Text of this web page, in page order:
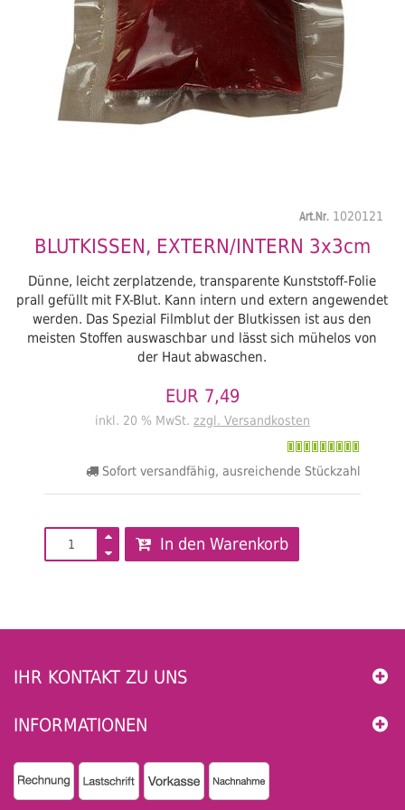
Art.Nr. 1020121
BLUTKISSEN, EXTERN/INTERN 3x3cm
Dünne, leicht zerplatzende, transparente Kunststoff-Folie
prall gefüllt mit FX-Blut. Kann intern und extern angewendet
werden. Das Spezial Filmblut der Blutkissen ist aus den
meisten Stoffen auswaschbar und lässt sich mühelos von
der Haut abwaschen.
EUR 7,49
inkl. 20 % MwSt. zzgl. Versandkosten
Sofort versandfähig, ausreichende Stückzahl
In den Warenkorb
IHR KONTAKT ZU UNS
INFORMATIONEN